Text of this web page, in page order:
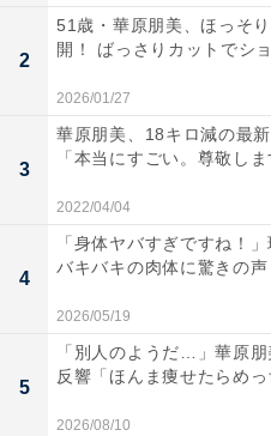
2
51歳・華原朋美、ほっそ
開！ ばっさりカットでシ
2026/01/27
3
華原朋美、18キロ減の最
「本当にすごい。尊敬しま
2022/04/04
4
「身体ヤバすぎですね！
バキバキの肉体に驚きの
2026/05/19
5
「別人のようだ…」華原
反響「ほんま痩せたらめ
2026/08/10